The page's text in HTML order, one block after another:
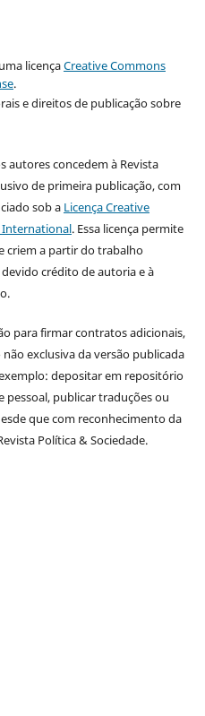
licençaCreative Commons
.
e direitos de publicação sobre
autores concedem à Revista
de primeira publicação, com
sob a Licença Creative
International. Essa licença permite
criem a partir do trabalho
crédito de autoria e à
para firmar contratos adicionais,
exclusiva da versão publicada
depositar em repositório
publicar traduções ou
que com reconhecimento da
Política & Sociedade.